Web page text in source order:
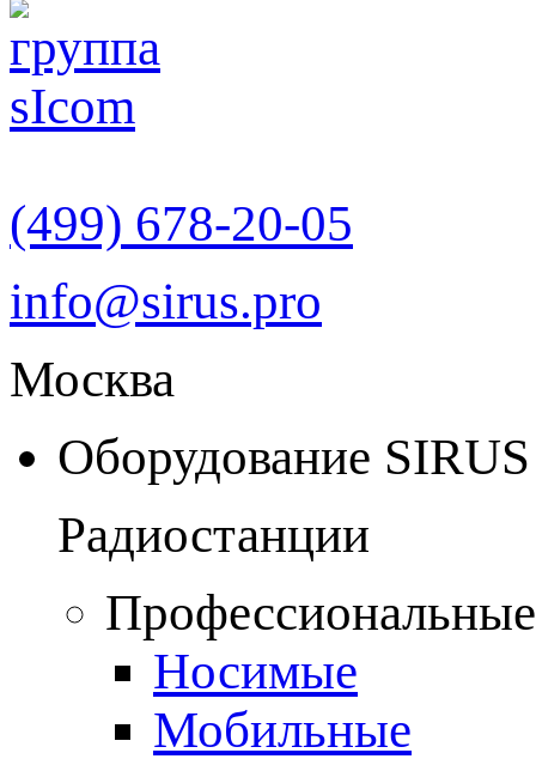
(499) 678-20-05
info@sirus.pro
Москва
Оборудование SIRUS
Радиостанции
Носимые
Мобильные